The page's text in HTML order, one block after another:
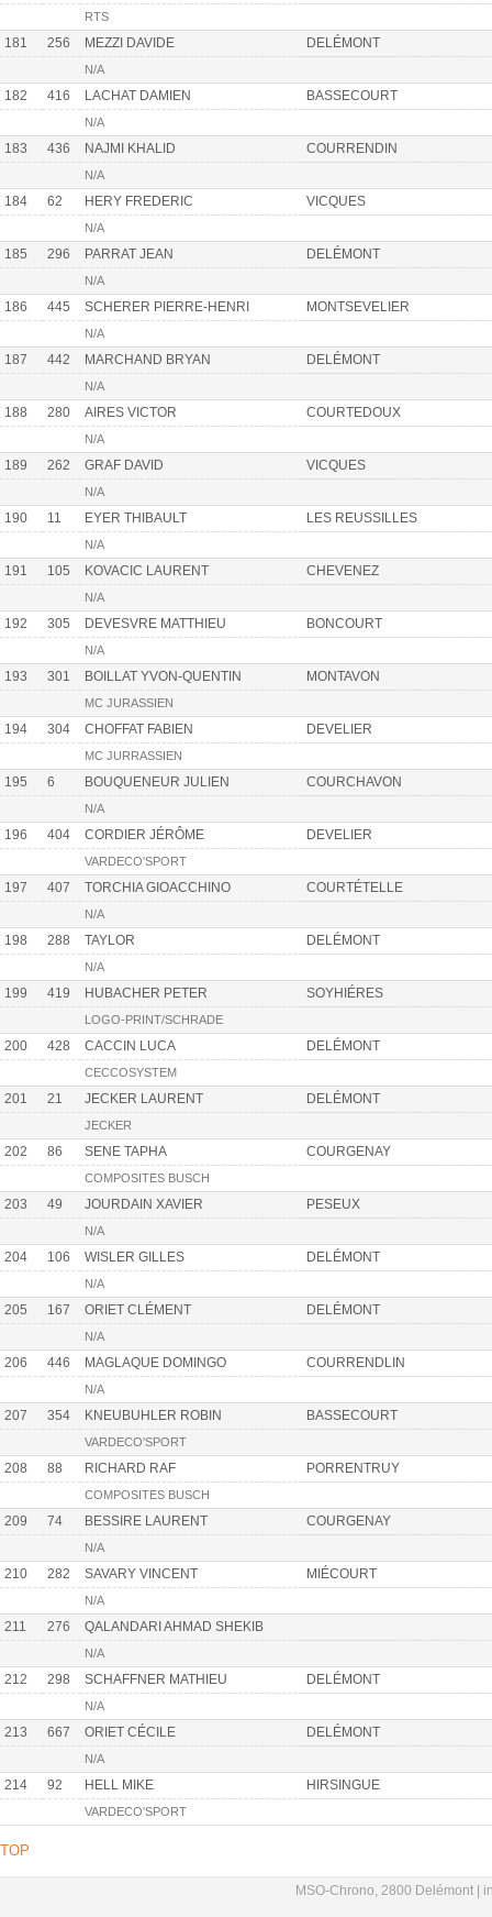
RTS
181 256 MEZZI DAVIDE DELÉMONT
N/A
182 416 LACHAT DAMIEN BASSECOURT
N/A
183 436 NAJMI KHALID COURRENDIN
N/A
184 62 HERY FREDERIC VICQUES
N/A
185 296 PARRAT JEAN DELÉMONT
N/A
186 445 SCHERER PIERRE-HENRI MONTSEVELIER
N/A
187 442 MARCHAND BRYAN DELÉMONT
N/A
188 280 AIRES VICTOR COURTEDOUX
N/A
189 262 GRAF DAVID VICQUES
N/A
190 11 EYER THIBAULT LES REUSSILLES
N/A
191 105 KOVACIC LAURENT CHEVENEZ
N/A
192 305 DEVESVRE MATTHIEU BONCOURT
N/A
193 301 BOILLAT YVON-QUENTIN MONTAVON
MC JURASSIEN
194 304 CHOFFAT FABIEN DEVELIER
MC JURRASSIEN
195 6 BOUQUENEUR JULIEN COURCHAVON
N/A
196 404 CORDIER JÉRÔME DEVELIER
VARDECO'SPORT
197 407 TORCHIA GIOACCHINO COURTÉTELLE
N/A
198 288 TAYLOR DELÉMONT
N/A
199 419 HUBACHER PETER SOYHIÉRES
LOGO-PRINT/SCHRADE
200 428 CACCIN LUCA DELÉMONT
CECCOSYSTEM
201 21 JECKER LAURENT DELÉMONT
JECKER
202 86 SENE TAPHA COURGENAY
COMPOSITES BUSCH
203 49 JOURDAIN XAVIER PESEUX
N/A
204 106 WISLER GILLES DELÉMONT
N/A
205 167 ORIET CLÉMENT DELÉMONT
N/A
206 446 MAGLAQUE DOMINGO COURRENDLIN
N/A
207 354 KNEUBUHLER ROBIN BASSECOURT
VARDECO'SPORT
208 88 RICHARD RAF PORRENTRUY
COMPOSITES BUSCH
209 74 BESSIRE LAURENT COURGENAY
N/A
210 282 SAVARY VINCENT MIÉCOURT
N/A
211 276 QALANDARI AHMAD SHEKIB
N/A
212 298 SCHAFFNER MATHIEU DELÉMONT
N/A
213 667 ORIET CÉCILE DELÉMONT
N/A
214 92 HELL MIKE HIRSINGUE
VARDECO'SPORT
TOP
MSO-Chrono, 2800 Delémont |